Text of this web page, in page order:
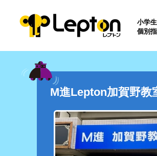
小学
個別
M進Lepton加賀野教